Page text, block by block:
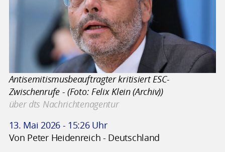
Antisemitismusbeauftragter kritisiert ESC-
Zwischenrufe - (Foto: Felix Klein (Archiv))
über dts Nachrichtenagentur
13. Mai 2026 - 15:26 Uhr
Von Peter Heidenreich - Deutschland